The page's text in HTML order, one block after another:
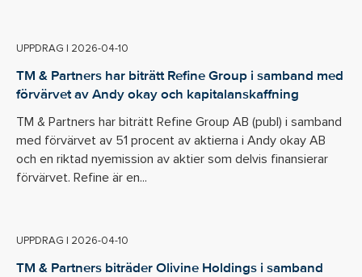
UPPDRAG | 2026-04-10
TM & Partners har biträtt Refine Group i samband med
förvärvet av Andy okay och kapitalanskaffning
TM & Partners har biträtt Refine Group AB (publ) i samband
med förvärvet av 51 procent av aktierna i Andy okay AB
och en riktad nyemission av aktier som delvis finansierar
förvärvet. Refine är en...
UPPDRAG | 2026-04-10
TM & Partners biträder Olivine Holdings i samband